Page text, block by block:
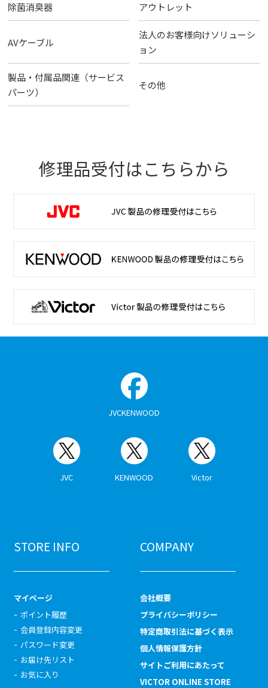
除菌消臭器 アウトレット
AVケーブル
法人のお客様向けソリューシ
ョン
製品・付属品関連（サービス
パーツ）
その他
修理品受付はこちらから
JVCKENWOOD
JVC KENWOOD Victor
STORE INFO
マイページ
ポイント履歴
会員登録内容変更
パスワード変更
お届け先リスト
お気に入り
COMPANY
会社概要
プライバシーポリシー
特定商取引法に基づく表示
個人情報保護方針
サイトご利用にあたって
VICTOR ONLINE STORE